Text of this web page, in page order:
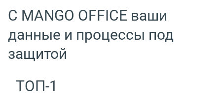
С MANGO OFFICE ваши
данные и процессы под
защитой
ТОП-1